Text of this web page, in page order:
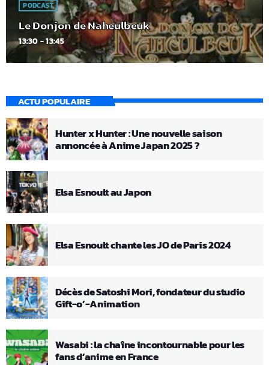
PODCAST
Le Donjon de Naheulbeuk
13:30 - 13:45
ACTU POPULAIRE
Hunter x Hunter : Une nouvelle saison
annoncée à Anime Japan 2025 ?
Elsa Esnoult au Japon
Elsa Esnoult chante les JO de Paris 2024
Décès de Satoshi Mori, fondateur du studio
Gift-o’-Animation
Wasabi : la chaîne incontournable pour les
fans d’anime en France